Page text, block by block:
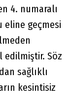
4. numaralı
eline geçmesi
edilmiştir. Söz
sağlıklı
kesintisiz